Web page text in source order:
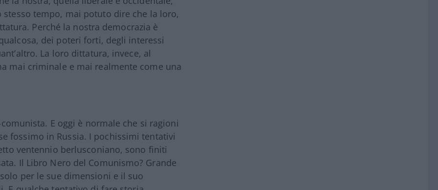
tempo, mai potuto dire che la loro,
Perché la nostra democrazia è
dei poteri forti, degli interessi
La loro dittatura, invece, al
mai criminale e mai realmente come una
E oggi è normale che si ragioni
fossimo in Russia. I pochissimi tentativi
ventennio berlusconiano, sono finiti
Il Libro Nero del Comunismo? Grande
per le sue dimensioni e il suo